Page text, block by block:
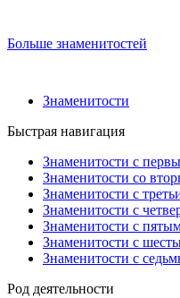
Больше знаменитостей
Знаменитости
Быстрая навигация
Знаменитости с
Знаменитости со
Знаменитости с
Знаменитости с
Знаменитости с
Знаменитости с
Знаменитости с
Род деятельности